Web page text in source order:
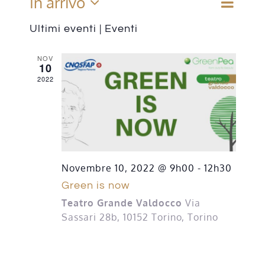
e
viste
Cerca
Lista
Seleziona
la
Ultimi eventi | Eventi
NOV
10
2022
Novembre 10, 2022 @ 9h00 - 12h30
Green is now
Teatro Grande Valdocco Via
Sassari 28b, 10152 Torino, Torino